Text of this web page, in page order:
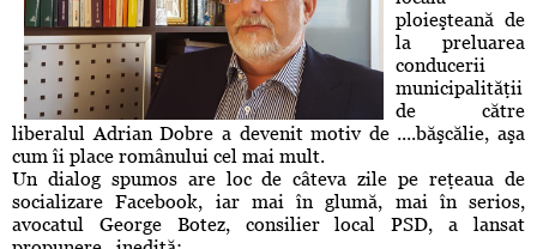
ploieşteană de
la preluarea
conducerii
municipalităţii
de către
liberalul Adrian Dobre a devenit motiv de ....băşcălie, aşa
cum îi place românului cel mai mult.
Un dialog spumos are loc de câteva zile pe reţeaua de
socializare Facebook, iar mai în glumă, mai în serios,
avocatul George Botez, consilier local PSD, a lansat